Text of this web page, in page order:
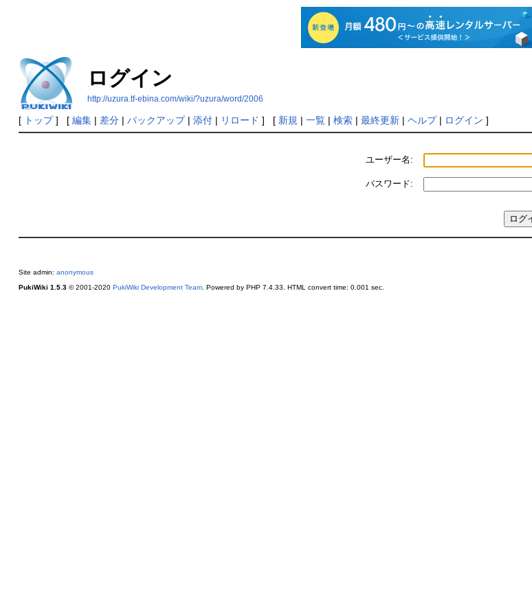
ログイン
http://uzura.tf-ebina.com/wiki/?uzura/word/2006
[ トップ] [ 編集| 差分| バックアップ| 添付| リロード ] [ 新規 | 一覧| 検索| 最終更新| ヘルプ| ログイン ]
ユーザー名:
パスワード:
Site admin: anonymous
PukiWiki 1.5.3© 2001-2020 PukiWiki Development Team. Powered by PHP 7.4.33. HTML convert time: 0.001 sec.